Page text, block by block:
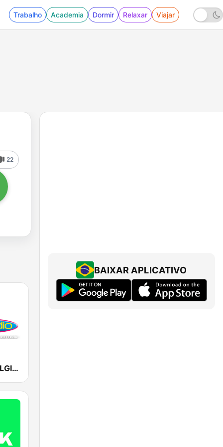
Trabalho Academia Dormir Relaxar Viajar
22
Fun Radio BELGIQUE
BAIXAR APLICATIVO